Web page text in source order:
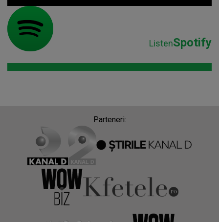
ListenSpotify
Parteneri: